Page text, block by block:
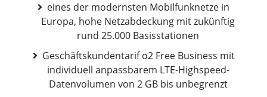
eines der modernsten Mobilfunknetze in
Europa, hohe Netzabdeckung mit zukünftig
rund 25.000 Basisstationen
Geschäftskundentarif o2 Free Business mit
individuell anpassbarem LTE-Highspeed-
Datenvolumen von 2 GB bis unbegrenzt